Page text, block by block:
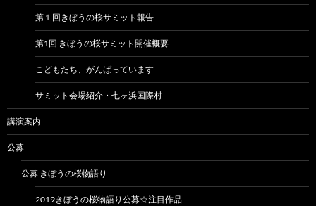
第１回きぼうの桜サミット報告
第1回 きぼうの桜サミット開催概要
こどもたち、がんばっています
サミット会場紹介・七ヶ浜国際村
講演案内
公募
公募 きぼうの桜物語り
2019きぼうの桜物語り公募☆注目作品